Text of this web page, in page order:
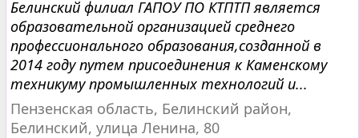
Белинский филиал ГАПОУ ПО КТПТП является
образовательной организацией среднего
профессионального образования,созданной в
2014 году путем присоединения к Каменскому
техникуму промышленных технологий и...
Пензенская область, Белинский район,
Белинский, улица Ленина, 80